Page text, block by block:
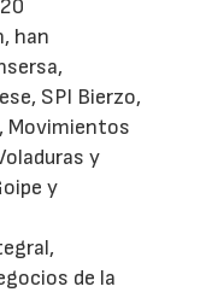
han
SPI Bierzo,
Movimientos
y
y
de la